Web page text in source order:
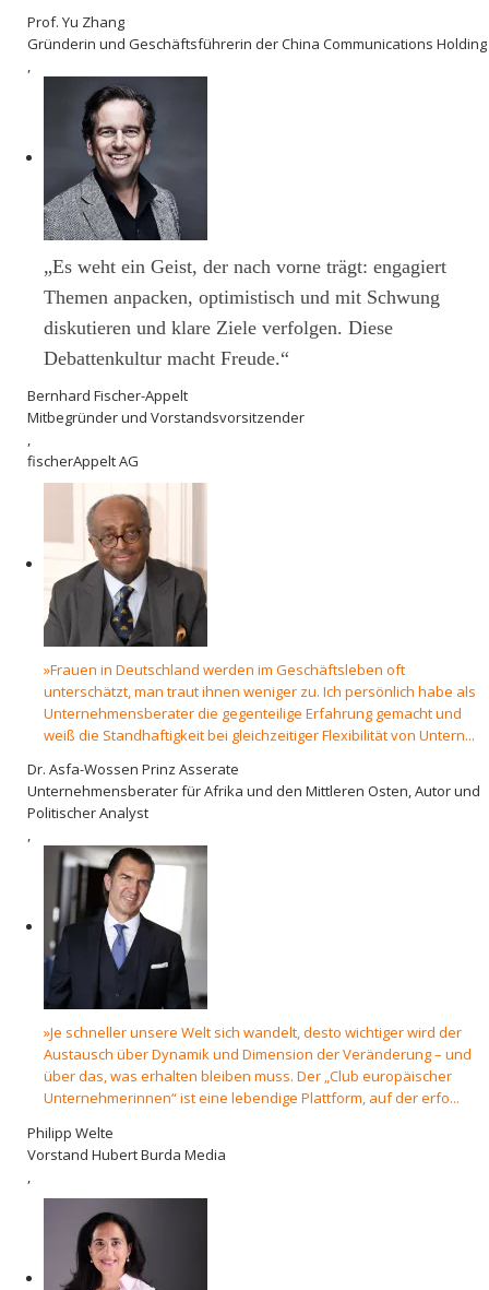
Prof. Yu Zhang
Gründerin und Geschäftsführerin der China Communications Holding
,
„Es weht ein Geist, der nach vorne trägt: engagiert
Themen anpacken, optimistisch und mit Schwung
diskutieren und klare Ziele verfolgen. Diese
Debattenkultur macht Freude.“
Bernhard Fischer-Appelt
Mitbegründer und Vorstandsvorsitzender
,
fischerAppelt AG
»Frauen in Deutschland werden im Geschäftsleben oft
unterschätzt, man traut ihnen weniger zu. Ich persönlich habe als
Unternehmensberater die gegenteilige Erfahrung gemacht und
weiß die Standhaftigkeit bei gleichzeitiger Flexibilität von Untern...
Dr. Asfa-Wossen Prinz Asserate
Unternehmensberater für Afrika und den Mittleren Osten, Autor und
Politischer Analyst
,
»Je schneller unsere Welt sich wandelt, desto wichtiger wird der
Austausch über Dynamik und Dimension der Veränderung – und
über das, was erhalten bleiben muss. Der „Club europäischer
Unternehmerinnen“ ist eine lebendige Plattform, auf der erfo...
Philipp Welte
Vorstand Hubert Burda Media